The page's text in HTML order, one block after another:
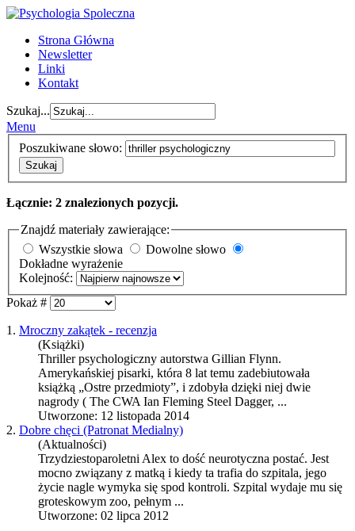
Strona Główna
Newsletter
Linki
Kontakt
Szukaj...
Menu
Poszukiwane słowo:
Szukaj
Łącznie: 2 znalezionych pozycji.
Znajdź materiały zawierające:
Wszystkie słowa
Dowolne słowo
Dokładne wyrażenie
Kolejność:
Pokaż #
1. Mroczny zakątek - recenzja
(Książki)
Thriller psychologiczny autorstwa Gillian Flynn.
Amerykańskiej pisarki, która 8 lat temu zadebiutowała
książką „Ostre przedmioty”, i zdobyła dzięki niej dwie
nagrody ( The CWA Ian Fleming Steel Dagger, ...
Utworzone: 12 listopada 2014
2. Dobre chęci (Patronat Medialny)
(Aktualności)
Trzydziestoparoletni Alex to dość neurotyczna postać. Jest
mocno związany z matką i kiedy ta trafia do szpitala, jego
życie nagle wymyka się spod kontroli. Szpital wydaje mu się
groteskowym zoo, pełnym ...
Utworzone: 02 lipca 2012